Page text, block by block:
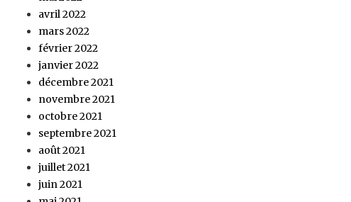
avril 2022
mars 2022
février 2022
janvier 2022
décembre 2021
novembre 2021
octobre 2021
septembre 2021
août 2021
juillet 2021
juin 2021